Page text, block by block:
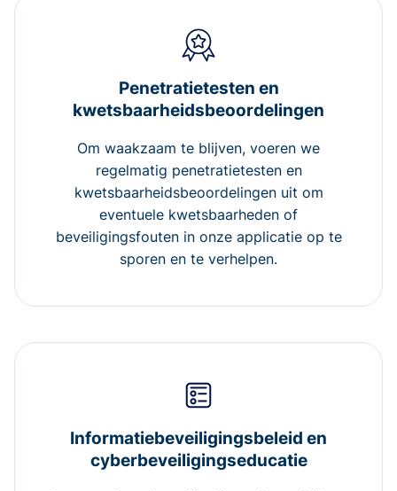
Penetratietesten en
kwetsbaarheidsbeoordelingen
Om waakzaam te blijven, voeren we
regelmatig penetratietesten en
kwetsbaarheidsbeoordelingen uit om
eventuele kwetsbaarheden of
beveiligingsfouten in onze applicatie op te
sporen en te verhelpen.
Informatiebeveiligingsbeleid en
cyberbeveiligingseducatie